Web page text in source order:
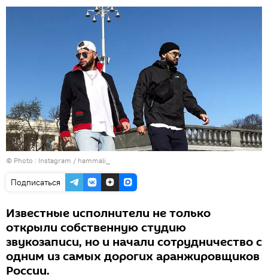
© Photo : Instagram / hammali_
Подписаться
Известные исполнители не только
открыли собственную студию
звукозаписи, но и начали сотрудничество с
одним из самых дорогих аранжировщиков
России.